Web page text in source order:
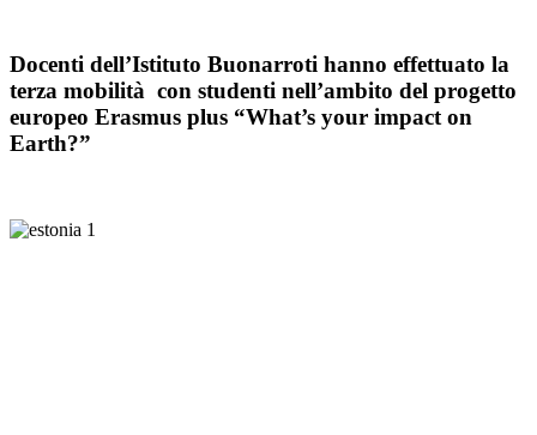
Docenti dell’Istituto Buonarroti hanno effettuato la
terza mobilità con studenti nell’ambito del progetto
europeo Erasmus plus “What’s your impact on
Earth?”